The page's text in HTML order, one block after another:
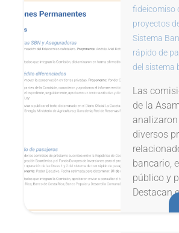
fideicomiso
proyectos
Sistema
rápido de
del sistema
Las
de la
diversos
bancario,
público y
Destacan